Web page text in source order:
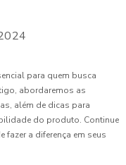
para quem busca
abordaremos as
além de dicas para
do produto. Continue
a diferença em seus